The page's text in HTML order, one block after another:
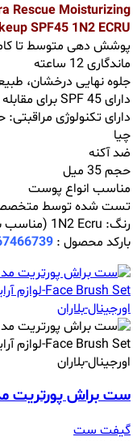
Rescue Moisturizing
SPF45 1N2 ECRU
پوشش دهی متوسط تا
ماندگاری 12 ساعته
جلوه نهایی درخشان،
دارای SPF 45 برای مقابله با اشعه‌های مضر آفتاب
دارای تکنولوژی
چیا
ضد آکنه
حجم 35 میل
مناسب انواع پوست
تست شده توسط
رنگ: 1N2 Ecru (مناسب برای پوستهای روشن با تناژ خنثی)
بارکد محصول :
ست براش پورتریت
گیفت ست